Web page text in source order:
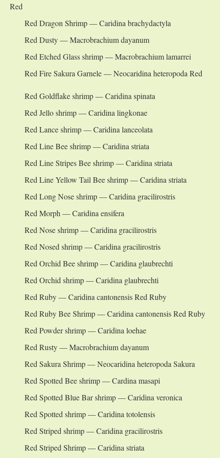
Red
Red Dragon Shrimp — Caridina brachydactyla
Red Dusty — Macrobrachium dayanum
Red Etched Glass shrimp — Macrobrachium lamarrei
Red Fire Sakura Garnele — Neocaridina heteropoda Red
Red Goldflake shrimp — Caridina spinata
Red Jello shrimp — Caridina lingkonae
Red Lance shrimp — Caridina lanceolata
Red Line Bee shrimp — Caridina striata
Red Line Stripes Bee shrimp — Caridina striata
Red Line Yellow Tail Bee shrimp — Caridina striata
Red Long Nose shrimp — Caridina gracilirostris
Red Morph — Caridina ensifera
Red Nose shrimp — Caridina gracilirostris
Red Nosed shrimp — Caridina gracilirostris
Red Orchid Bee shrimp — Caridina glaubrechti
Red Orchid shrimp — Caridina glaubrechti
Red Ruby — Caridina cantonensis Red Ruby
Red Ruby Bee Shrimp — Caridina cantonensis Red Ruby
Red Powder shrimp — Caridina loehae
Red Rusty — Macrobrachium dayanum
Red Sakura Shrimp — Neocaridina heteropoda Sakura
Red Spotted Bee shrimp — Cardina masapi
Red Spotted Blue Bar shrimp — Caridina veronica
Red Spotted shrimp — Caridina totolensis
Red Striped shrimp — Caridina gracilirostris
Red Striped Shrimp — Caridina striata